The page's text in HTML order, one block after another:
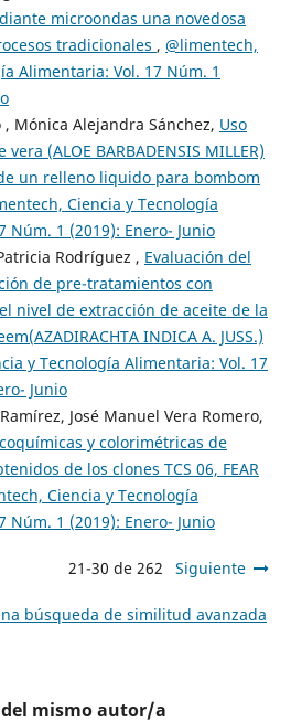
microondas una novedosa
tradicionales , @limentech,
Alimentaria: Vol. 17 Núm. 1
Mónica Alejandra Sánchez, Uso
(ALOE BARBADENSIS MILLER)
un relleno liquido para bombom
Ciencia y Tecnología
Núm. 1 (2019): Enero- Junio
Rodríguez , Evaluación del
de pre-tratamientos con
nivel de extracción de aceite de la
INDICA A. JUSS.)
y Tecnología Alimentaria: Vol. 17
Junio
José Manuel Vera Romero,
y colorimétricas de
de los clones TCS 06, FEAR
Ciencia y Tecnología
Núm. 1 (2019): Enero- Junio
21-30 de 262 Siguiente
búsqueda de similitud avanzada
mismo autor/a